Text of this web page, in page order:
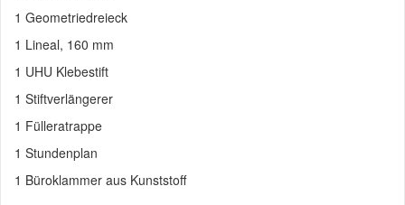
1 Geometriedreieck
1 Lineal, 160 mm
1 UHU Klebestift
1 Stiftverlängerer
1 Fülleratrappe
1 Stundenplan
1 Büroklammer aus Kunststoff